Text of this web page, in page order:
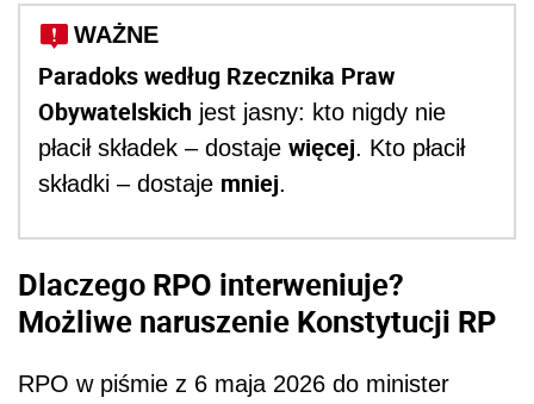
WAŻNE
Paradoks według Rzecznika Praw
Obywatelskich jest jasny: kto nigdy nie
płacił składek – dostaje więcej. Kto płacił
składki – dostaje mniej.
Dlaczego RPO interweniuje?
Możliwe naruszenie Konstytucji RP
RPO w piśmie z 6 maja 2026 do minister